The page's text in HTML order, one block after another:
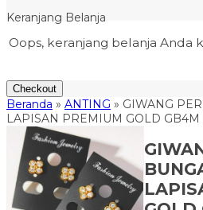
Keranjang Belanja
Oops, keranjang belanja Anda
Checkout
Beranda » ANTING » GIWANG
LAPISAN PREMIUM GOLD GB4M